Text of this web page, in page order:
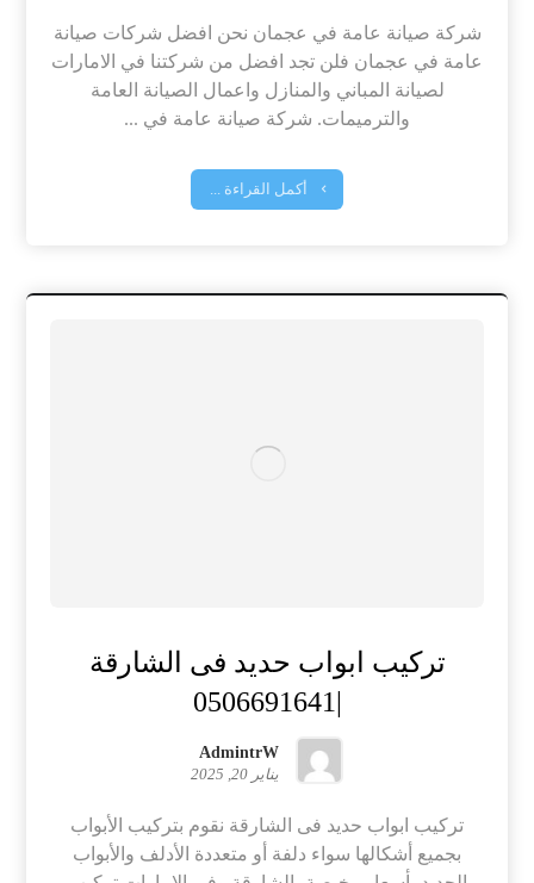
شركة صيانة عامة في عجمان نحن افضل شركات صيانة
عامة في عجمان فلن تجد افضل من شركتنا في الامارات
لصيانة المباني والمنازل واعمال الصيانة العامة
والترميمات. شركة صيانة عامة في ...
أكمل القراءة ...
تركيب ابواب حديد فى الشارقة
|0506691641
AdmintrW
يناير 20, 2025
تركيب ابواب حديد فى الشارقة نقوم بتركيب الأبواب
بجميع أشكالها سواء دلفة أو متعددة الأدلف والأبواب